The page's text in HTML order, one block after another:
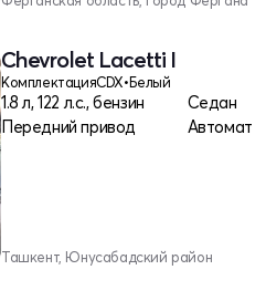
Chevrolet Lacetti I
КомплектацияCDX•Белый
1.8 л, 122 л.с., бензин
Седан
Передний привод
Автомат
Ташкент, Юнусабадский район